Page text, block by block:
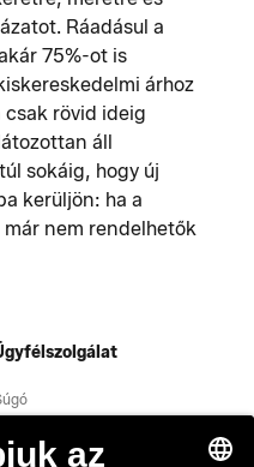
Ráadásul a
75%-ot is
árhoz
rövid ideig
áll
sokáig, hogy új
kerüljön: ha a
nem rendelhetők